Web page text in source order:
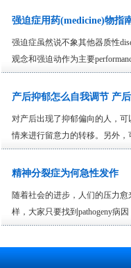
强迫症用药(medicine)物指
强迫症虽然说不象其他器质性
观念和强迫动作为主要
产后抑郁怎么自我调节 产
对产后出现了抑郁偏向的人，
情来进行留意力的转移。另外，
精神分裂症为何急性发作
随着社会的进步，人们的压力
样，大家只要找到pathogeny病